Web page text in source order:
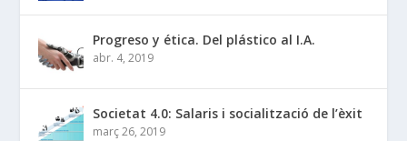
Progreso y ética. Del plástico al I.A.
abr. 4, 2019
Societat 4.0: Salaris i socialització de l’èxit
març 26, 2019